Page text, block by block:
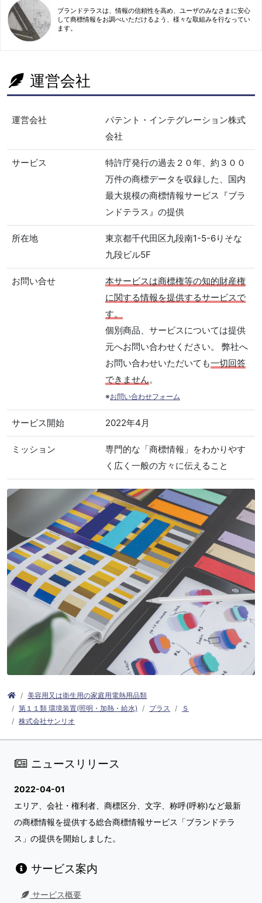
ブランドテラスは、情報の信頼性を高め、ユーザのみなさまに安心
して商標情報をお調べいただけるよう、様々な取組みを行なってい
ます。
運営会社
運営会社
パテント・インテグレーション株式
会社
サービス
特許庁発行の過去２０年、約３００
万件の商標データを収録した、国内
最大規模の商標情報サービス『ブラ
ンドテラス』の提供
所在地
東京都千代田区九段南1-5-6りそな
九段ビル5F
お問い合せ
本サービスは商標権等の知的財産権
に関する情報を提供するサービスで
す。
個別商品、サービスについては提供
元へお問い合わせください。 弊社へ
お問い合わせいただいても一切回答
できません。
※お問い合わせフォーム
サービス開始 2022年4月
ミッション
専門的な「商標情報」をわかりやす
く広く一般の方々に伝えること
美容用又は衛生用の家庭用電熱用品類
第１１類 環境装置(照明・加熱・給水)
プラス
Ｓ
株式会社サンリオ
ニュースリリース
2022-04-01
エリア、会社・権利者、商標区分、文字、称呼(呼称)など最新
の商標情報を提供する総合商標情報サービス「ブランドテラ
ス」の提供を開始しました。
サービス案内
サービス概要